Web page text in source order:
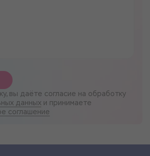
вы даёте согласие на обработку
данных и принимаете
соглашение